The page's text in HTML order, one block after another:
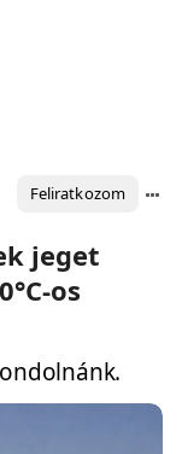
Feliratkozom
jeget
os